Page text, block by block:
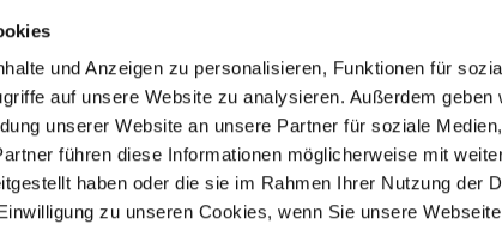
und Anzeigen zu personalisieren, Funktionen für
auf unsere Website zu analysieren. Außerdem geben
unserer Website an unsere Partner für soziale
führen diese Informationen möglicherweise mit
haben oder die sie im Rahmen Ihrer Nutzung der
zu unseren Cookies, wenn Sie unsere
JOBNEWS